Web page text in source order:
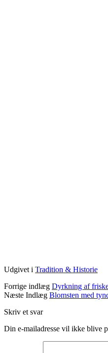
Udgivet i Tradition & Historie
Forrige indlæg Dyrkning af
Næste Indlæg Blomsten med
Skriv et svar
Din e-mailadresse vil ikke blive